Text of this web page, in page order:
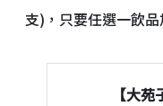
支)，只要任選一飲
【大